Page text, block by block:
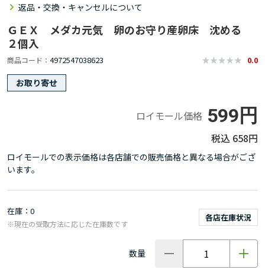
返品・交換・キャンセルについて
ＧＥＸ メダカ元気 卵のお守り産卵床 沈める
２個入
商品コード 4972547038623 0.0
お取り寄せ
ロイモール価格 599円
658円
ロイモールでの表示価格は各店舗での販売価格と異なる場合がござ
います。
在庫 0
各店在庫状況
※現在の受取方法に応じた在庫数です
数量